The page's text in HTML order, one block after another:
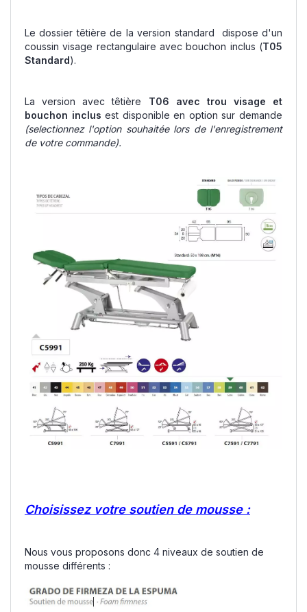
Le dossier têtière de la version standard dispose d'un
coussin visage rectangulaire avec bouchon inclus (T05
Standard).
La version avec têtière T06 avec trou visage et
bouchon inclus est disponible en option sur demande
(selectionnez l'option souhaitée lors de l'enregistrement
de votre commande).
Choisissez votre soutien de mousse :
Nous vous proposons donc 4 niveaux de soutien de
mousse différents :